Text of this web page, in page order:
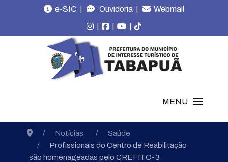
e-SIC | Ouvidoria | Webmail
| | |
MENU
Notícias
Saúde
Profissionais do Centro de Reabilitação
são homenageadas pelo CREFITO-3